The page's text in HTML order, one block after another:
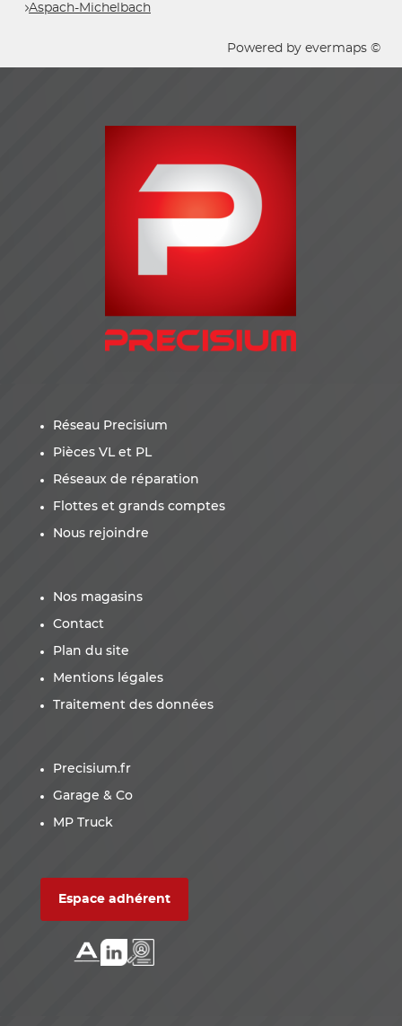
Aspach-Michelbach
Powered by evermaps ©
Réseau Precisium
Pièces VL et PL
Réseaux de réparation
Flottes et grands comptes
Nous rejoindre
Nos magasins
Contact
Plan du site
Mentions légales
Traitement des données
Precisium.fr
Garage & Co
MP Truck
Espace adhérent